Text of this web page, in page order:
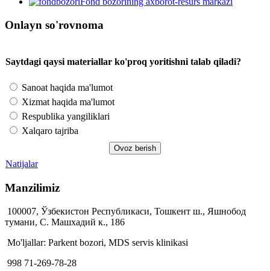
Onlayn so'rovnoma
Saytdagi qaysi materiallar ko'proq yoritishni talab qiladi?
Sanoat haqida ma'lumot
Xizmat haqida ma'lumot
Respublika yangiliklari
Xalqaro tajriba
Natijalar
Manzilimiz
100007, Ўзбекистон Республикаси, Тошкент ш., Яшнобод
тумани, С. Машхадий к., 186
Mo'ljallar: Parkent bozori, MDS servis klinikasi
998 71-269-78-28